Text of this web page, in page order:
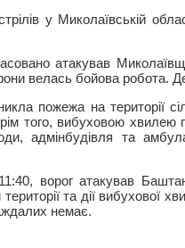
у Миколаївській
атакував
велась бойова робота.
пожежа на території
того, вибуховою
адмінбудівля та
ворог атакував
та дії вибухової
немає.